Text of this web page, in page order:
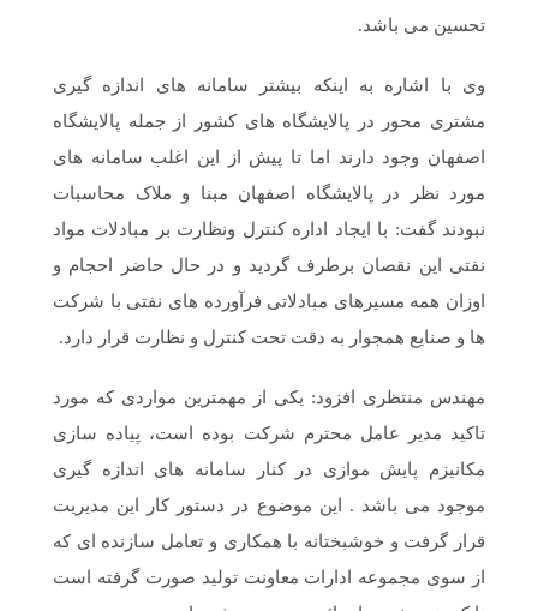
تحسین می باشد.
وی با اشاره به اینکه بیشتر سامانه های اندازه گیری
مشتری محور در پالایشگاه های کشور از جمله پالایشگاه
اصفهان وجود دارند اما تا پیش از این اغلب سامانه های
مورد نظر در پالایشگاه اصفهان مبنا و ملاک محاسبات
نبودند گفت: با ایجاد اداره کنترل ونظارت بر مبادلات مواد
نفتی این نقصان برطرف گردید و در حال حاضر احجام و
اوزان همه مسیرهای مبادلاتی فرآورده های نفتی با شرکت
ها و صنایع همجوار به دقت تحت کنترل و نظارت قرار دارد.
مهندس منتظری افزود: یکی از مهمترین مواردی که مورد
تاکید مدیر عامل محترم شرکت بوده است، پیاده سازی
مکانیزم پایش موازی در کنار سامانه های اندازه گیری
موجود می باشد . این موضوع در دستور کار این مدیریت
قرار گرفت و خوشبختانه با همکاری و تعامل سازنده ای که
از سوی مجموعه ادارات معاونت تولید صورت گرفته است